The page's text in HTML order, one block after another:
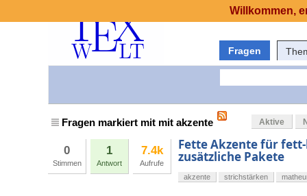
Fragen
Fragen markiert mit mit akzente Aktive
0
Stimmen
1
Antwort
7.4k
Aufrufe
Fette Akzente für
zusätzliche Pakete
akzente strichstärken
Willkommen,